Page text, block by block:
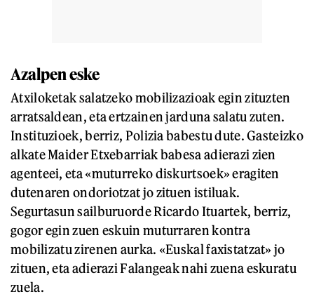
Azalpen eske
Atxiloketak salatzeko mobilizazioak egin zituzten
arratsaldean, eta ertzainen jarduna salatu zuten.
Instituzioek, berriz, Polizia babestu dute. Gasteizko
alkate Maider Etxebarriak babesa adierazi zien
agenteei, eta «muturreko diskurtsoek» eragiten
dutenaren ondoriotzat jo zituen istiluak.
Segurtasun sailburuorde Ricardo Ituartek, berriz,
gogor egin zuen eskuin muturraren kontra
mobilizatu zirenen aurka. «Euskal faxistatzat» jo
zituen, eta adierazi Falangeak nahi zuena eskuratu
zuela.